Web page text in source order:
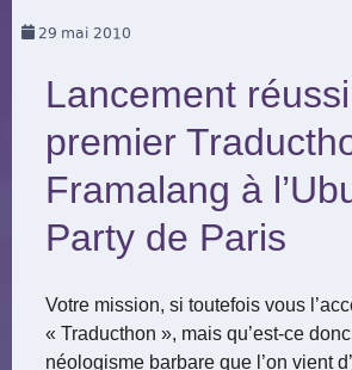
29 mai 2010
Lancement
premier
Framalang à
Party de Paris
Votre mission, si toutefois vous
« Traducthon », mais qu’est-ce
néologisme barbare que l’on vient